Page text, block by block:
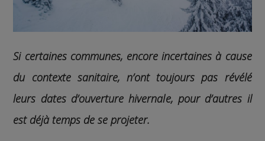
Si certaines communes, encore incertaines à cause
du contexte sanitaire, n’ont toujours pas révélé
leurs dates d’ouverture hivernale, pour d’autres il
est déjà temps de se projeter.